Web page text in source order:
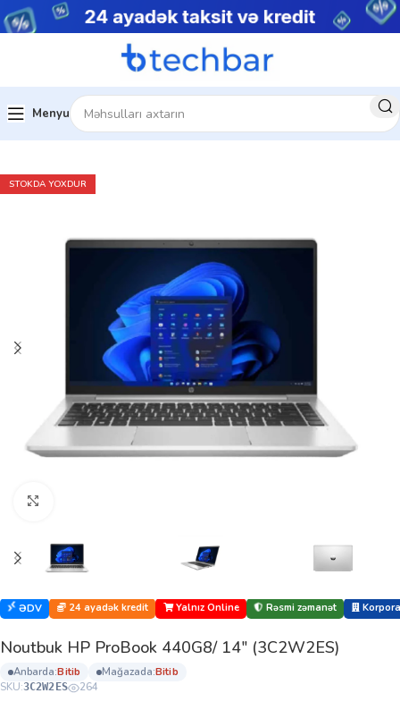
Menyu
Ev Noutbuklar Biznes noutbukları
STOKDA YOXDUR
ƏDV 24 ayadək kredit Yalnız Online Rəsmi zəmanət
Noutbuk HP ProBook 440G8/ 14″ (3C2W2ES)
anbarda: bi̇ti̇b mağazada: bi̇ti̇b
SKU:3C2W2ES 264